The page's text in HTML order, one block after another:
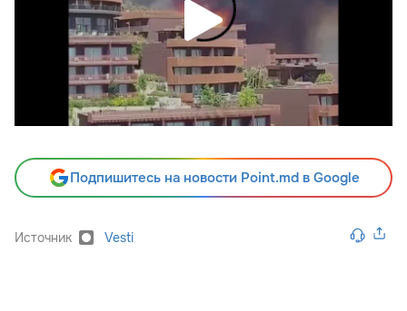
Подпишитесь на новости Point.md в Google
Источник Vesti